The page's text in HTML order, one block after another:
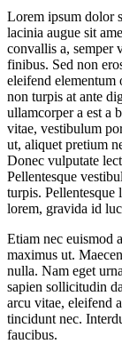
Lorem ipsum dolor
lacinia augue sit
convallis a, semper
finibus. Sed non
eleifend elementum
non turpis at ante
ullamcorper a est a
vitae, vestibulum
ut, aliquet pretium
Donec vulputate
Pellentesque
turpis. Pellentesque
lorem, gravida id
Etiam nec euismod
maximus ut.
nulla. Nam eget
sapien sollicitudin
arcu vitae, eleifend
tincidunt nec.
faucibus.